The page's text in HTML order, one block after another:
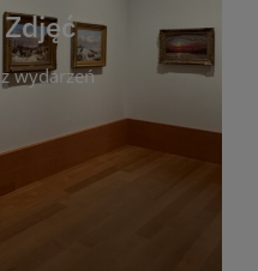
wydarzeń
zarówno
aktywności
nowe galerie,
do wyjątkowych
do obejrzenia,
się!